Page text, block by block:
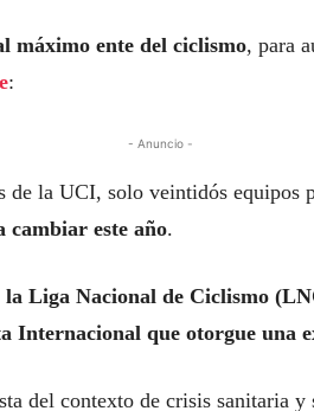
máximo ente del ciclismo, para
:
- Anuncio -
de la UCI, solo veintidós equipos
cambiar este año.
Liga Nacional de Ciclismo
que otorgue una
del contexto de crisis sanitaria y